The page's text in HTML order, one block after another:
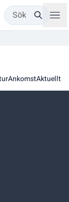
Sök
AnkomstAktuellt